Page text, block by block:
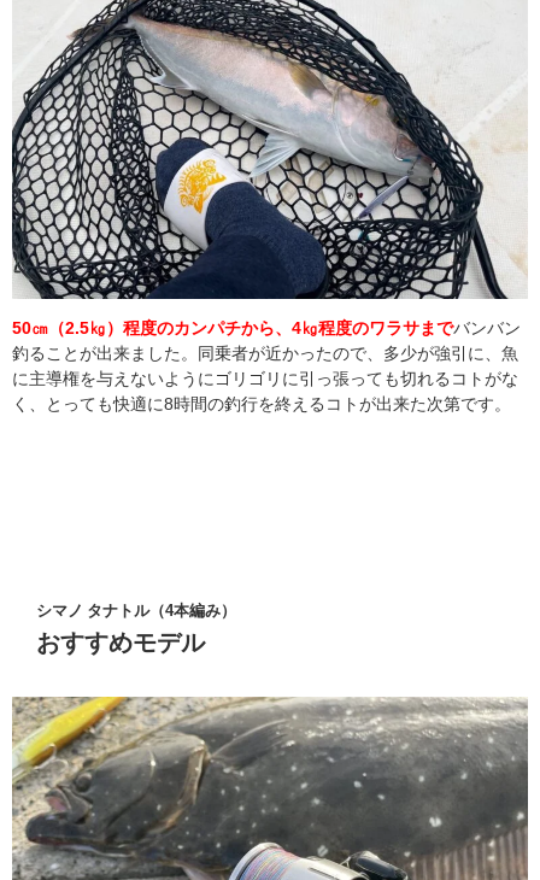
50㎝（2.5㎏）程度のカンパチから、4㎏程度のワラサまでバンバン
釣ることが出来ました。同乗者が近かったので、多少が強引に、魚
に主導権を与えないようにゴリゴリに引っ張っても切れるコトがな
く、とっても快適に8時間の釣行を終えるコトが出来た次第です。
シマノ タナトル（4本編み）
おすすめモデル